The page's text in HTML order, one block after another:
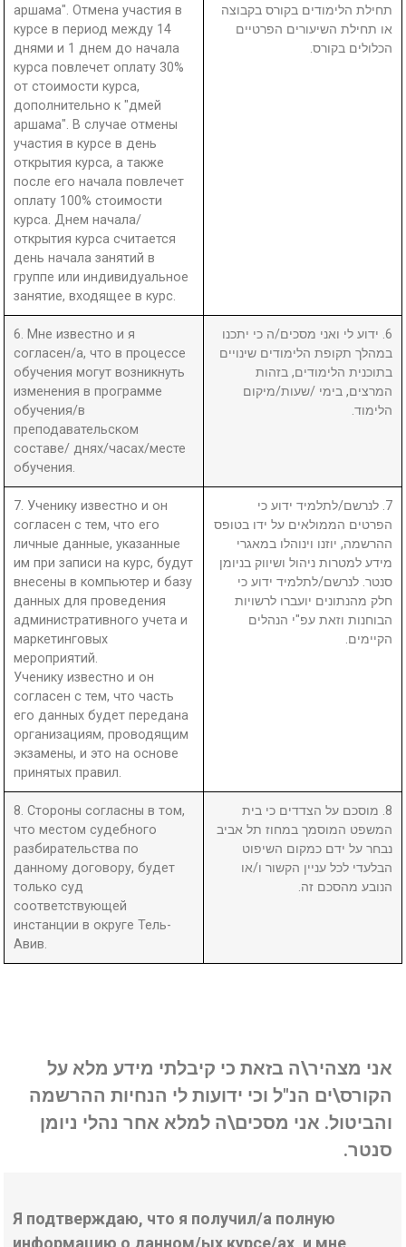
аршама". Отмена участия в
курсе в период между 14
днями и 1 днем до начала
курса повлечет оплату 30%
от стоимости курса,
дополнительно к "дмей
аршама". В случае отмены
участия в курсе в день
открытия курса, а также
после его начала повлечет
оплату 100% стоимости
курса. Днем начала/
открытия курса считается
день начала занятий в
группе или индивидуальное
занятие, входящее в курс.
תחילת הלימודים בקורס בקבוצה
או תחילת השיעורים הפרטיים
הכלולים בקורס.
6. Мне известно и я
согласен/а, что в процессе
обучения могут возникнуть
изменения в программе
обучения/в
преподавательском
составе/ днях/часах/месте
обучения.
6. ידוע לי ואני מסכים/ה כי יתכנו
במהלך תקופת הלימודים שינויים
בתוכנית הלימודים, בזהות
המרצים, בימי /שעות/מיקום
הלימוד.
7. Ученику известно и он
согласен с тем, что его
личные данные, указанные
им при записи на курс, будут
внесены в компьютер и базу
данных для проведения
административного учета и
маркетинговых
мероприятий.
Ученику известно и он
согласен с тем, что часть
его данных будет передана
организациям, проводящим
экзамены, и это на основе
принятых правил.
7. לנרשם/לתלמיד ידוע כי
הפרטים הממולאים על ידו בטופס
ההרשמה, יוזנו וינוהלו במאגרי
מידע למטרות ניהול ושיווק בניומן
סנטר. לנרשם/לתלמיד ידוע כי
חלק מהנתונים יועברו לרשויות
הבוחנות וזאת עפ"י הנהלים
הקיימים.
8. Стороны согласны в том,
что местом судебного
разбирательства по
данному договору, будет
только суд
соответствующей
инстанции в округе Тель-
Авив.
8. מוסכם על הצדדים כי בית
המשפט המוסמך במחוז תל אביב
נבחר על ידם כמקום השיפוט
הבלעדי לכל עניין הקשור ו/או
הנובע מהסכם זה.
אני מצהיר\ה בזאת כי קיבלתי מידע מלא על
הקורס\ים הנ"ל וכי ידועות לי הנחיות ההרשמה
והביטול. אני מסכים\ה למלא אחר נהלי ניומן
סנטר.
Я подтверждаю, что я получил/а полную
информацию о данном/ых курсе/ах, и мне